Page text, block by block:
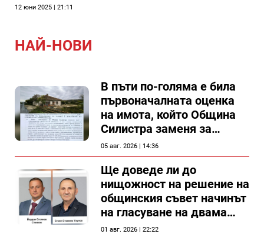
12 юни 2025 | 21:11
НАЙ-НОВИ
В пъти по-голяма е била
първоначалната оценка
на имота, който Община
Силистра заменя за
спирка, показват
документи
05 авг. 2026 | 14:36
Ще доведе ли до
нищожност на решение на
общинския съвет начинът
на гласуване на двама
съветници в Силистра?
01 авг. 2026 | 22:22